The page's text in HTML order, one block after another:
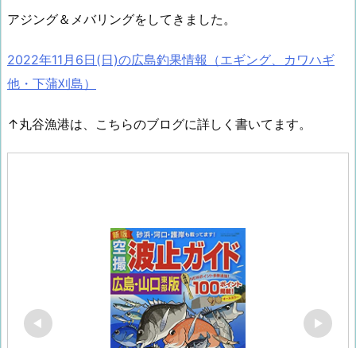
アジング＆メバリングをしてきました。
2022年11月6日(日)の広島釣果情報（エギング、カワハギ
他・下蒲刈島）
↑丸谷漁港は、こちらのブログに詳しく書いてます。